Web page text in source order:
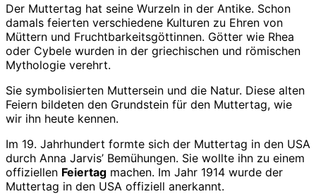
Der Muttertag hat seine Wurzeln in der Antike. Schon
damals feierten verschiedene Kulturen zu Ehren von
Müttern und Fruchtbarkeitsgöttinnen. Götter wie Rhea
oder Cybele wurden in der griechischen und römischen
Mythologie verehrt.
Sie symbolisierten Muttersein und die Natur. Diese alten
Feiern bildeten den Grundstein für den Muttertag, wie
wir ihn heute kennen.
Im 19. Jahrhundert formte sich der Muttertag in den USA
durch Anna Jarvis’ Bemühungen. Sie wollte ihn zu einem
offiziellen Feiertag machen. Im Jahr 1914 wurde der
Muttertag in den USA offiziell anerkannt.